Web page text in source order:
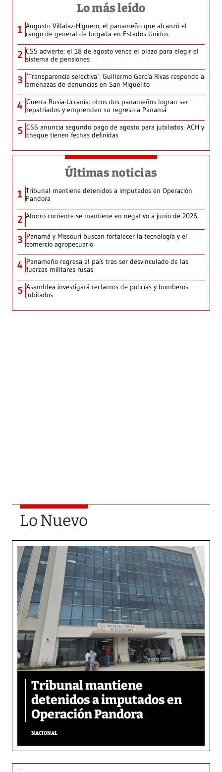
Lo más leído
1 Augusto Villalaz-Higuero, el panameño que alcanzó el
rango de general de brigada en Estados Unidos
2 CSS advierte: el 18 de agosto vence el plazo para elegir el
sistema de pensiones
3 ‘Transparencia selectiva’: Guillermo García Rivas responde a
amenazas de denuncias en San Miguelito
4 Guerra Rusia-Ucrania: otros dos panameños logran ser
repatriados y emprenden su regreso a Panamá
5 CSS anuncia segundo pago de agosto para jubilados: ACH y
cheque tienen fechas definidas
Últimas noticias
1 Tribunal mantiene detenidos a imputados en Operación
Pandora
2 Ahorro corriente se mantiene en negativo a junio de 2026
3 Panamá y Missouri buscan fortalecer la tecnología y el
comercio agropecuario
4 Panameño regresa al país tras ser desvinculado de las
fuerzas militares rusas
5 Asamblea investigará reclamos de policías y bomberos
jubilados
Lo Nuevo
Tribunal mantiene
detenidos a imputados en
Operación Pandora
NACIONAL